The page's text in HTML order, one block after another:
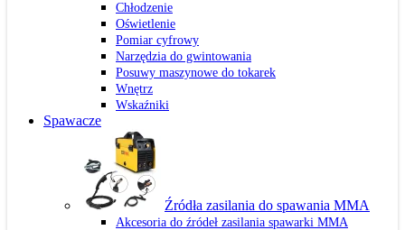
Chłodzenie
Oświetlenie
Pomiar cyfrowy
Narzędzia do gwintowania
Posuwy maszynowe do tokarek
Wnętrz
Wskaźniki
Spawacze
Źródła zasilania do spawania MMA
Akcesoria do źródeł zasilania spawarki MMA